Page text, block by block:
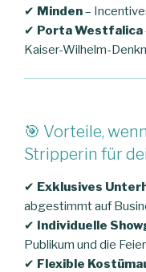
✔ Minden–
✔ Porta Westfalica
Kaiser-Wilhelm-
🎯 Vorteile,
Stripperin für
✔ Exklusives
abgestimmt auf
✔ Individuelle
Publikum und die Feier
✔ Flexible